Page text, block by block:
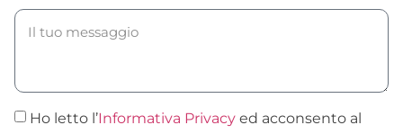
Ho letto l’Informativa Privacy ed acconsento al